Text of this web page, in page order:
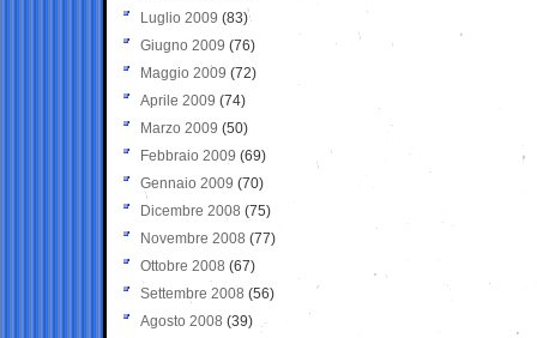
Luglio 2009 (83)
Giugno 2009 (76)
Maggio 2009 (72)
Aprile 2009 (74)
Marzo 2009 (50)
Febbraio 2009 (69)
Gennaio 2009 (70)
Dicembre 2008 (75)
Novembre 2008 (77)
Ottobre 2008 (67)
Settembre 2008 (56)
Agosto 2008 (39)